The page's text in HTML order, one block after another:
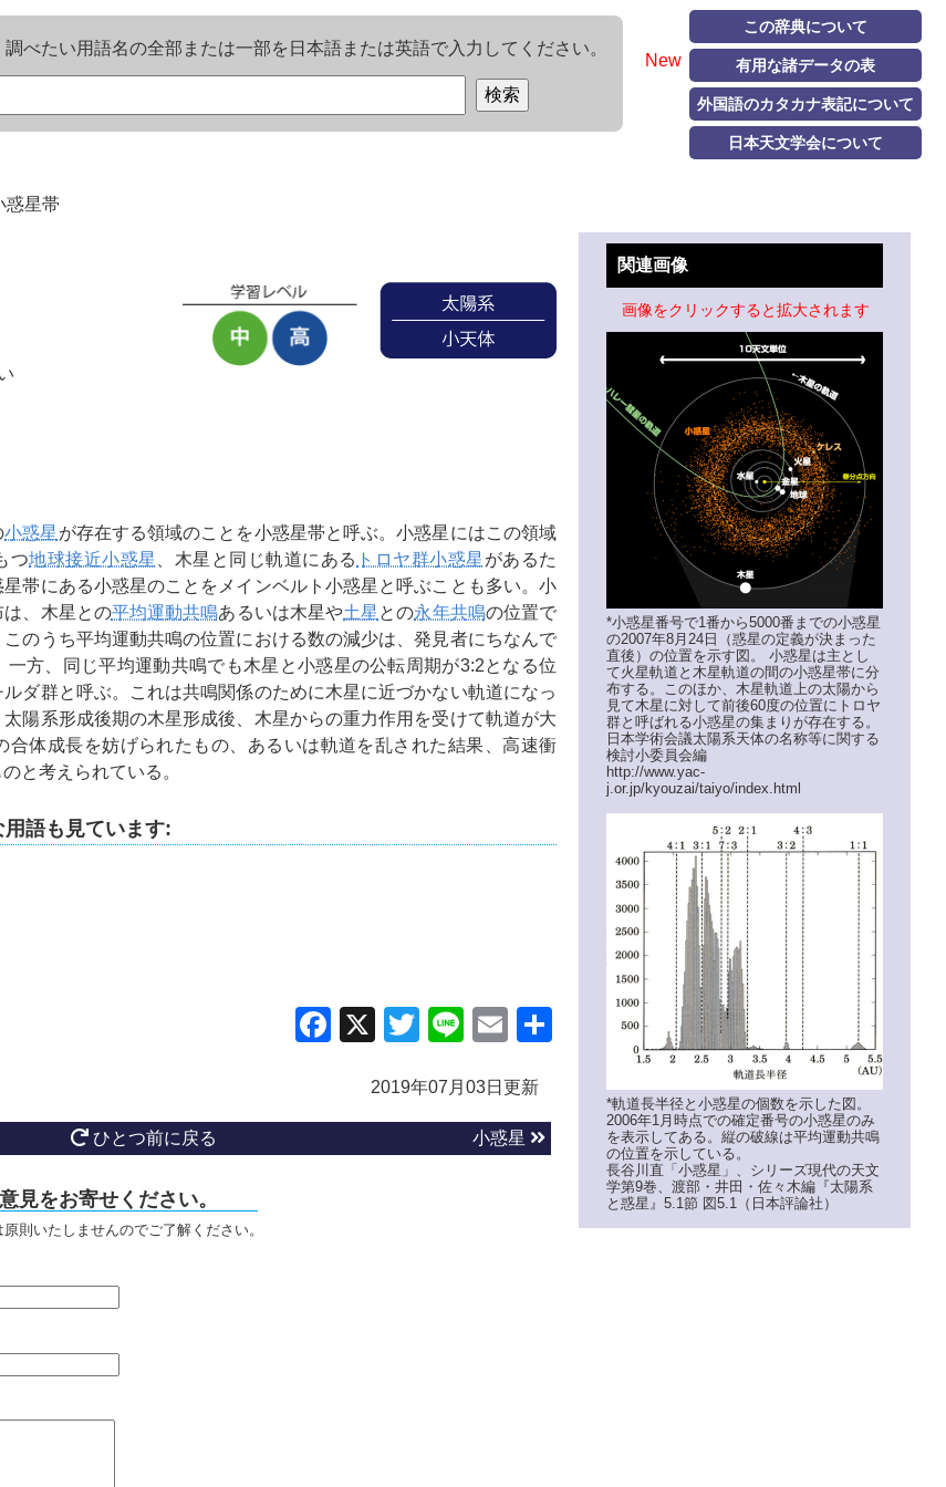
New
この辞典について
有用な諸データの表
外国語のカタカナ表記について
日本天文学会について
調べたい用語名の全部または一部を日本語または英語で入力してください。
惑星帯
小惑星 が存在する領域のことを小惑星帯と呼ぶ。小惑星にはこの領域
つ地球接近小惑星 、木星と同じ軌道にある トロヤ群小惑星 があるた
帯にある小惑星のことをメインベルト小惑星と呼ぶことも多い。小
、木星との平均運動共鳴あるいは木星や土星 との永年共鳴の位置で
のうち平均運動共鳴の位置における数の減少は、発見者にちなんで
一方、同じ平均運動共鳴でも木星と小惑星の公転周期が3:2となる位
ダ群と呼ぶ。これは共鳴関係のために木星に近づかない軌道になっ
陽系形成後期の木星形成後、木星からの重力作用を受けて軌道が大
合体成長を妨げられたもの、あるいは軌道を乱された結果、高速衝
と考えられている。
語も見ています:
Facebook
X TwitterLineEmail
2019年07月03日更新
ひとつ前に戻る 小惑星
見をお寄せください。
則いたしませんのでご了解ください。
関連画像
画像をクリックすると拡大されます
*小惑星番号で1番から5000番までの小惑星
の2007年8月24日（惑星の定義が決まった
直後）の位置を示す図。 小惑星は主とし
て火星軌道と木星軌道の間の小惑星帯に分
布する。このほか、木星軌道上の太陽から
見て木星に対して前後60度の位置にトロヤ
群と呼ばれる小惑星の集まりが存在する。
日本学術会議太陽系天体の名称等に関する
検討小委員会編
http://www.yac-
j.or.jp/kyouzai/taiyo/index.html
*軌道長半径と小惑星の個数を示した図。
2006年1月時点での確定番号の小惑星のみ
を表示してある。縦の破線は平均運動共鳴
の位置を示している。
長谷川直「小惑星」、シリーズ現代の天文
学第9巻、渡部・井田・佐々木編『太陽系
と惑星』5.1節 図5.1（日本評論社）